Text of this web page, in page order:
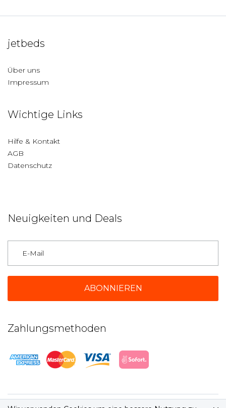
jetbeds
Über uns
Impressum
Wichtige Links
Hilfe & Kontakt
AGB
Datenschutz
Neuigkeiten und Deals
Zahlungsmethoden